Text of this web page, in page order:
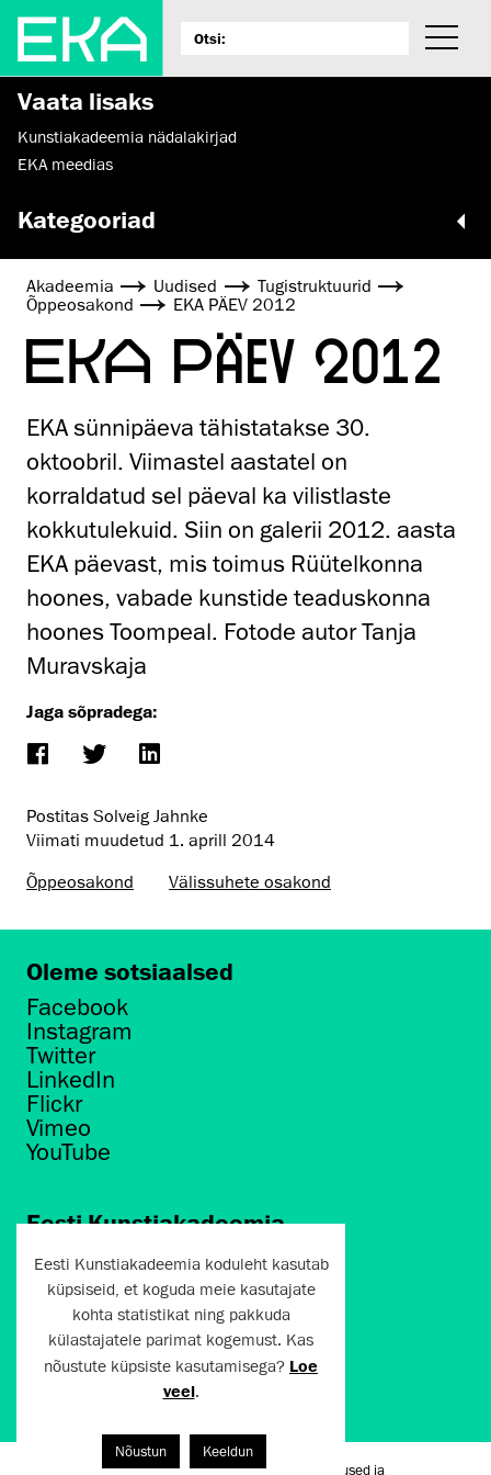
Vaata lisaks
Kunstiakadeemia nädalakirjad
EKA meedias
Kategooriad
Akadeemia Uudised
Tugistruktuurid
Õppeosakond
EKA PÄEV 2012
EKA PÄEV 2012
EKA sünnipäeva tähistatakse 30.
oktoobril. Viimastel aastatel on
korraldatud sel päeval ka vilistlaste
kokkutulekuid. Siin on galerii 2012. aasta
EKA päevast, mis toimus Rüütelkonna
hoones, vabade kunstide teaduskonna
hoones Toompeal. Fotode autor Tanja
Muravskaja
Jaga sõpradega:
Postitas Solveig Jahnke
Viimati muudetud 1. aprill 2014
Õppeosakond
Välissuhete osakond
Oleme sotsiaalsed
Facebook
Instagram
Twitter
LinkedIn
Flickr
Vimeo
YouTube
Eesti Kunstiakadeemia
Põhja puiestee 7
Tallinn 10412
artun@artun.ee
+372 6267301
Liitu uudiskirjaga!
Kasutustingimused ja
Eesti Kunstiakadeemia koduleht kasutab
küpsiseid, et koguda meie kasutajate
kohta statistikat ning pakkuda
külastajatele parimat kogemust. Kas
nõustute küpsiste kasutamisega? Loe
veel.
Nõustun Keeldun